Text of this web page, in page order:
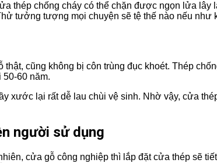
thép chống cháy có thể chặn được ngọn lửa lây
tưởng tượng mọi chuyện sẽ tệ thế nào nếu như
cũng không bị côn trùng đục khoét. Thép
50-60 năm.
xước lại rất dễ lau chùi vệ sinh. Nhờ vậy, cửa
người sử dụng
cửa gỗ công nghiệp thì lắp đặt cửa thép sẽ